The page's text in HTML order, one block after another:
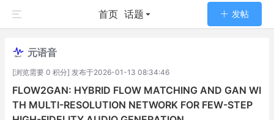
首页 话题 发帖
元语音
[浏览需要 0 积分] 发布于2026-01-13 08:34:46
FLOW2GAN: HYBRID FLOW MATCHING AND GAN WI
TH MULTI-RESOLUTION NETWORK FOR FEW-STEP